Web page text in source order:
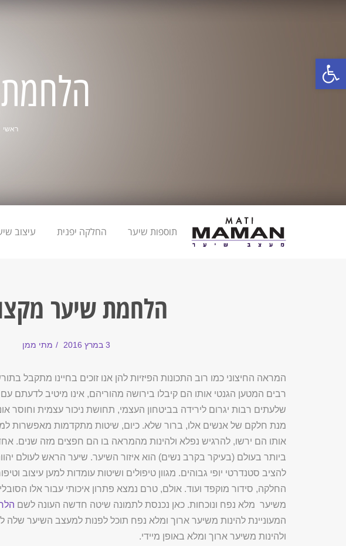
פתח סרגל נגישות
ראשי
תוספות שיער החלקה יפנית עיצוב
הלחמת שיער
3 במרץ 2016 מתי ממן
המראה החיצוני כמו רוב התכונות הפיזיות להן אנו זוכים בחיינו מתקבל
רבים המטען הגנטי אותו הם קיבלו בירושה מהוריהם, אינו מיטיב לדעתם עם
שלעתים רבות יגרום לירידה בביטחון העצמי, תחושת ניכור עצמית וחוסר
מנת חלקם של אנשים אלו, ברור שלא. כיום, שיטות מתקדמות מאפשרות
אותו הם ירשו, להרגיש נפלא ולהינות מהמראה בו הם חפצים מזה שנים.
ביותר בעולם (בעיקר בקרב נשים) הוא איזור השיער. שיער הראש לעולם
להציב סטנדרטי יופי גבוהים. מגוון טיפולים ושיטות עומדות למען עיצוב
החלקה, סידור מוקפד ועוד. אולם, טרם נמצא פתרון איכותי עבור אלו
משיער מלא נפח ונוכחות. כאן נכנסת לתמונה שיטה חדשה העונה לשם
המעוניינת להינות משיער ארוך ומלא נפח תוכל לפנות למעצב השיער
ולהינות משיער ארוך ומלא באופן מיידי.